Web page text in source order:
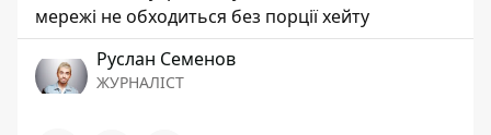
мережі не обходиться без порції хейту
Руслан Семенов
ЖУРНАЛІСТ